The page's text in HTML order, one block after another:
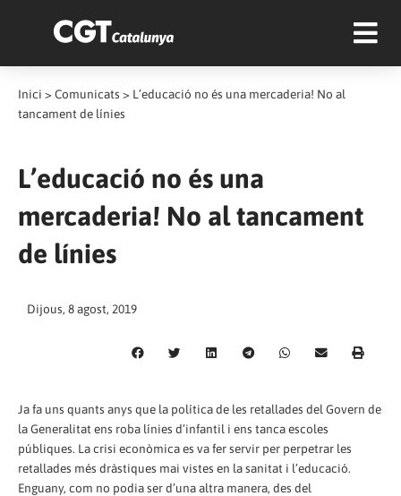
Inici > Comunicats > L’educació no és una mercaderia! No al
tancament de línies
L’educació no és una
mercaderia! No al tancament
de línies
Dijous, 8 agost, 2019
Ja fa uns quants anys que la política de les retallades del Govern de
la Generalitat ens roba línies d’infantil i ens tanca escoles
públiques. La crisi econòmica es va fer servir per perpetrar les
retallades més dràstiques mai vistes en la sanitat i l’educació.
Enguany, com no podia ser d’una altra manera, des del